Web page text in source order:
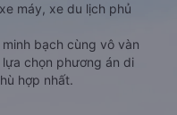
máy, xe du lịch phủ
bạch cùng vô vàn
chọn phương án di
hợp nhất.